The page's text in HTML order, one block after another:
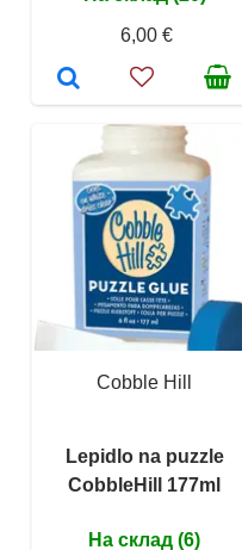
6,00 €
Cobble Hill
Lepidlo na puzzle
CobbleHill 177ml
На склад (6)